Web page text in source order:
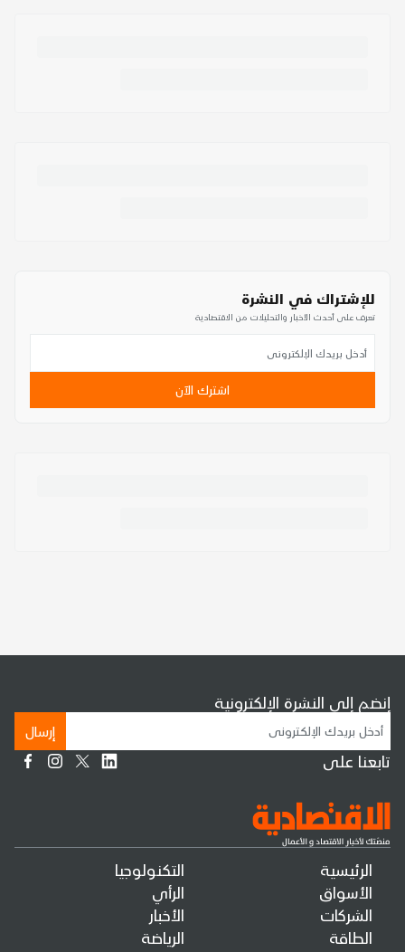
للإشتراك في النشرة
تعرف على أحدث الأخبار والتحليلات من الاقتصادية
اشترك الآن
الرئيسية
الأسواق
الشركات
الطاقة
التكنولوجيا
الرأي
الأخبار
الرياضة
إنضم إلى النشرة الإلكترونية
إرسال
تابعنا على